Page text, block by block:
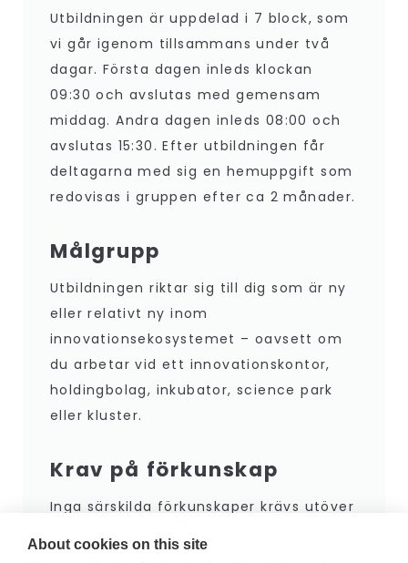
Utbildningen är uppdelad i 7 block, som
vi går igenom tillsammans under två
dagar. Första dagen inleds klockan
09:30 och avslutas med gemensam
middag. Andra dagen inleds 08:00 och
avslutas 15:30. Efter utbildningen får
deltagarna med sig en hemuppgift som
redovisas i gruppen efter ca 2 månader.
Målgrupp
Utbildningen riktar sig till dig som är ny
eller relativt ny inom
innovationsekosystemet – oavsett om
du arbetar vid ett innovationskontor,
holdingbolag, inkubator, science park
eller kluster.
Krav på förkunskap
Inga särskilda förkunskaper krävs utöver
About cookies on this site